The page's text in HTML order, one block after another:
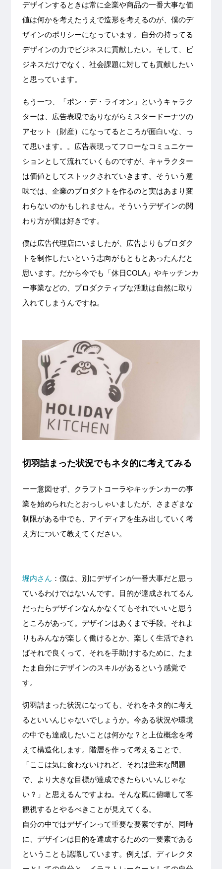
デザインするときは常に企業や商品の一番大事な価
値は何かを考えたうえで造形を考えるのが、僕のデ
ザインのポリシーになっています。自分の持ってる
デザインの力でビジネスに貢献したい。そして、ビ
ジネスだけでなく、社会課題に対しても貢献したい
と思っています。
もう一つ、「ポン・デ・ライオン」というキャラク
ターは、広告表現でありながらミスタードーナツの
アセット（財産）になってるところが面白いな、っ
て思います。。広告表現ってフローなコミュニケー
ションとして流れていくものですが、キャラクター
は価値としてストックされていきます。そういう意
味では、企業のプロダクトを作るのと実はあまり変
わらないのかもしれません。そういうデザインの関
わり方が僕は好きです。
僕は広告代理店にいましたが、広告よりもプロダク
トを制作したいという志向がもともとあったんだと
思います。だから今でも「休日COLA」やキッチンカ
ー事業などの、プロダクティブな活動は自然に取り
入れてしまうんですね。
切羽詰まった状況でもネタ的に考えてみる
ーー意図せず、クラフトコーラやキッチンカーの事
業を始められたとおっしゃいましたが、さまざまな
制限がある中でも、アイディアを生み出していく考
え方について教えてください。
堀内さん ：僕は、別にデザインが一番大事だと思っ
ているわけではないんです。目的が達成されてるん
だったらデザインなんかなくてもそれでいいと思う
ところがあって。デザインはあくまで手段。それよ
りもみんなが楽しく働けるとか、楽しく生活できれ
ばそれで良くって、それを手助けするために、たま
たま自分にデザインのスキルがあるという感覚で
す。
切羽詰まった状況になっても、それをネタ的に考え
るといいんじゃないでしょうか。今ある状況や環境
の中でも達成したいことは何かな？と上位概念を考
えて構造化します。階層を作って考えることで、
「ここは気に食わないけれど、それは些末な問題
で、より大きな目標が達成できたらいいんじゃな
い？」と思えるんですよね。そんな風に俯瞰して客
観視するとやるべきことが見えてくる。
自分の中ではデザインって重要な要素ですが、同時
に、デザインは目的を達成するための一要素である
ということも認識しています。例えば、ディレクタ